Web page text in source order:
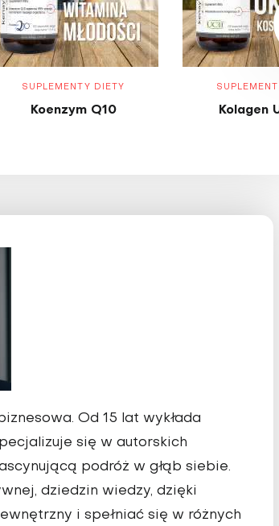
SUPLEMENTY DIETY
Koenzym Q10 Kolagen
Od 15 lat wykłada
się w autorskich
podróż w głąb siebie.
dziedzin wiedzy, dzięki
i spełniać się w różnych